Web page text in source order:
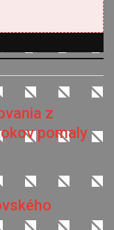
z
pomaly